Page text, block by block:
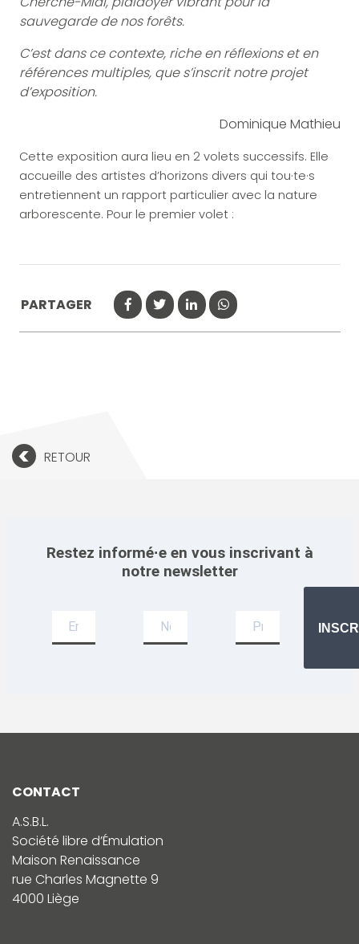
sauvegarde de nos forêts.
C’est dans ce contexte, riche en réflexions et en
références multiples, que s’inscrit notre projet
d’exposition.
Dominique Mathieu
Cette exposition aura lieu en 2 volets successifs. Elle
accueille des artistes d’horizons divers qui tou·te·s
entretiennent un rapport particulier avec la nature
arborescente. Pour le premier volet :
PARTAGER
< RETOUR
Restez informé·e en vous inscrivant à
notre newsletter
CONTACT
A.S.B.L.
Société libre d’Émulation
Maison Renaissance
rue Charles Magnette 9
4000 Liège